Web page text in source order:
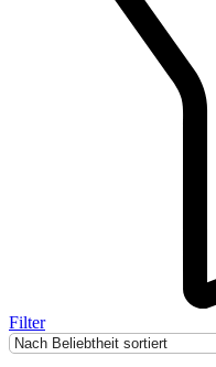
Filter